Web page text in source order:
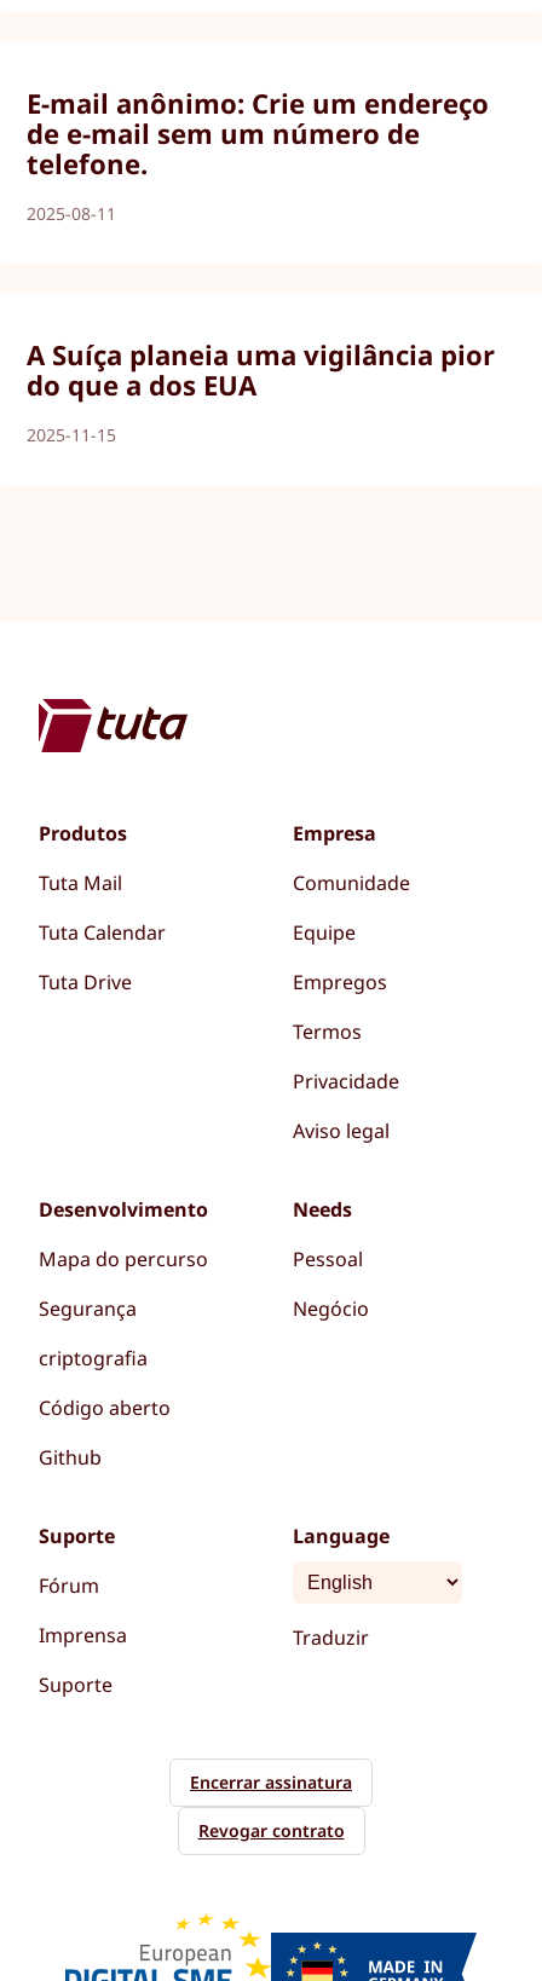
E-mail anônimo: Crie um endereço
de e-mail sem um número de
telefone.
2025-08-11
A Suíça planeia uma vigilância pior
do que a dos EUA
2025-11-15
Produtos
Tuta Mail
Tuta Calendar
Tuta Drive
Empresa
Comunidade
Equipe
Empregos
Termos
Privacidade
Aviso legal
Desenvolvimento
Mapa do percurso
Segurança
criptografia
Código aberto
Github
Needs
Pessoal
Negócio
Suporte
Fórum
Imprensa
Suporte
Language
Traduzir
Encerrar assinatura
Revogar contrato